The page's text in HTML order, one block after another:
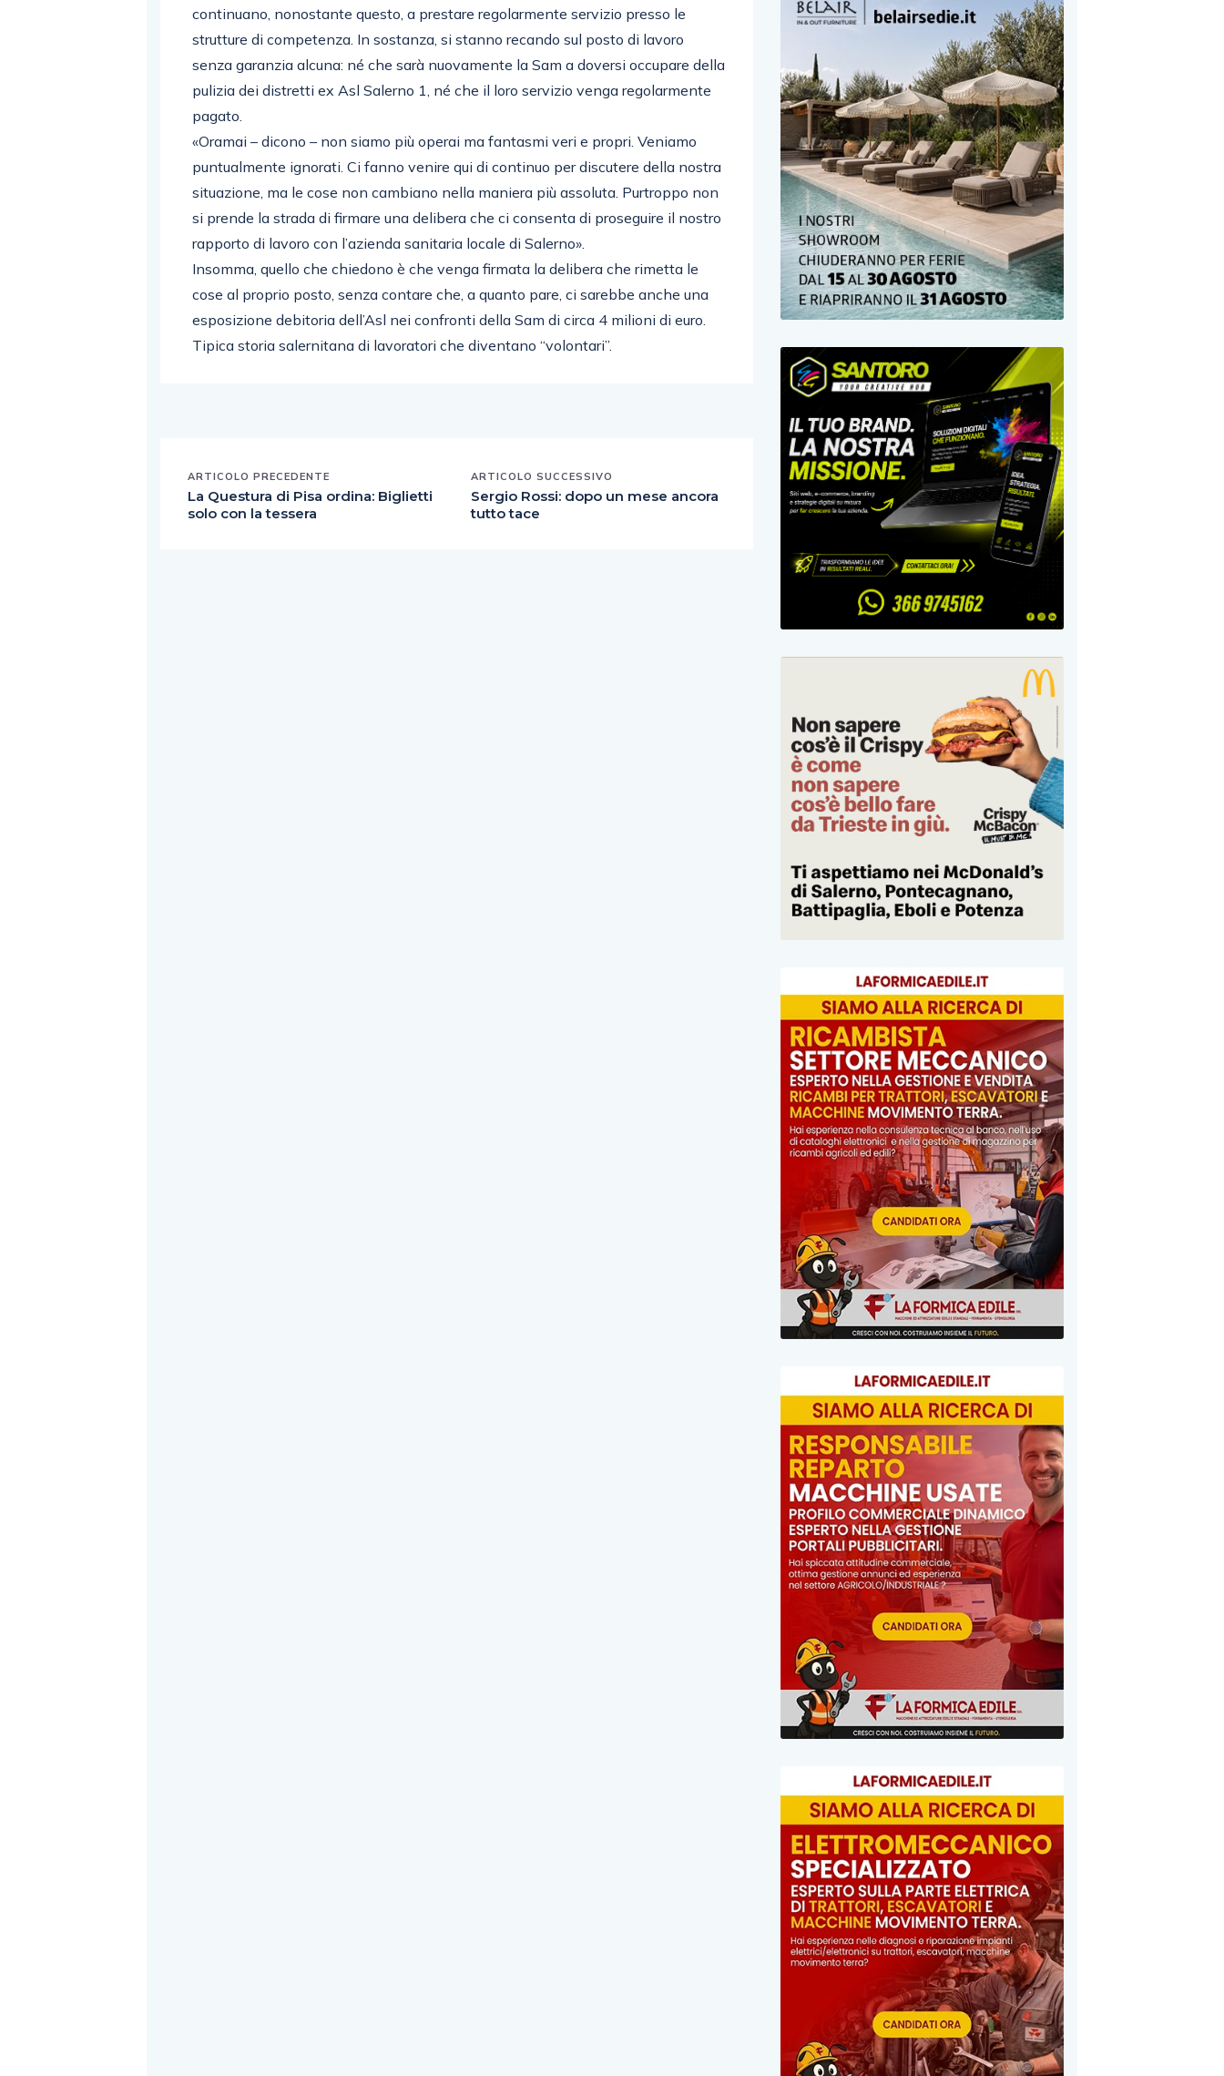
continuano, nonostante questo, a prestare regolarmente servizio presso le
strutture di competenza. In sostanza, si stanno recando sul posto di lavoro
senza garanzia alcuna: né che sarà nuovamente la Sam a doversi occupare della
pulizia dei distretti ex Asl Salerno 1, né che il loro servizio venga regolarmente
pagato.
«Oramai – dicono – non siamo più operai ma fantasmi veri e propri. Veniamo
puntualmente ignorati. Ci fanno venire qui di continuo per discutere della nostra
situazione, ma le cose non cambiano nella maniera più assoluta. Purtroppo non
si prende la strada di firmare una delibera che ci consenta di proseguire il nostro
rapporto di lavoro con l’azienda sanitaria locale di Salerno».
Insomma, quello che chiedono è che venga firmata la delibera che rimetta le
cose al proprio posto, senza contare che, a quanto pare, ci sarebbe anche una
esposizione debitoria dell’Asl nei confronti della Sam di circa 4 milioni di euro.
Tipica storia salernitana di lavoratori che diventano “volontari”.
ARTICOLO PRECEDENTE
La Questura di Pisa ordina: Biglietti
solo con la tessera
ARTICOLO SUCCESSIVO
Sergio Rossi: dopo un mese ancora
tutto tace